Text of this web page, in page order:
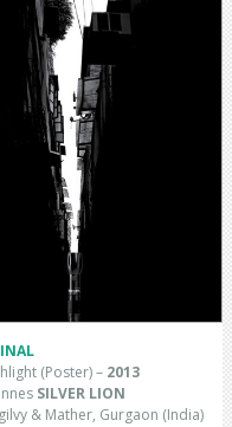
(Poster) – 2013
SILVER LION
& Mather, Gurgaon (India)